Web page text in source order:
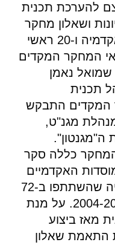
להערכת תכנית
ושאלון מחקר
עליו השיבו 34 חוקרים מהאקדמיה ו-20 ראשי
המחקר המקדים
שמואל נאמן
תכנית
המקדים התבקש
מגנ"ט,
כללה סקר
האקדמיים
וראשי הפרויקטים מהתעשייה שהשתתפו ב-72
פרויקטי "מגנטון" בשנים 2004-2007. על מנת
מאז ביצוע
התאמת שאלון